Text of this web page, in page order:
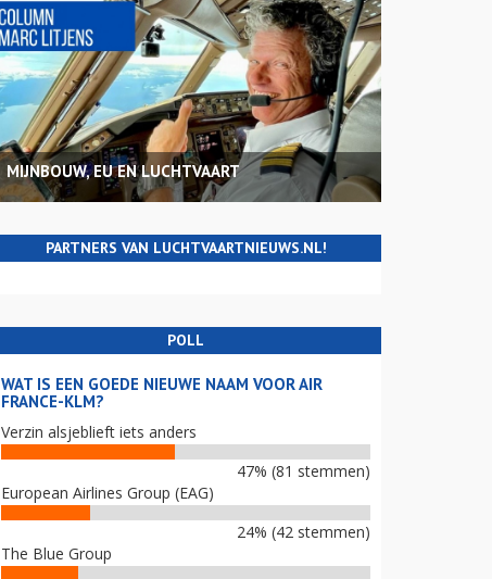
MIJNBOUW, EU EN LUCHTVAART
PARTNERS VAN LUCHTVAARTNIEUWS.NL!
POLL
WAT IS EEN GOEDE NIEUWE NAAM VOOR AIR
FRANCE-KLM?
Verzin alsjeblieft iets anders
47% (81 stemmen)
European Airlines Group (EAG)
24% (42 stemmen)
The Blue Group